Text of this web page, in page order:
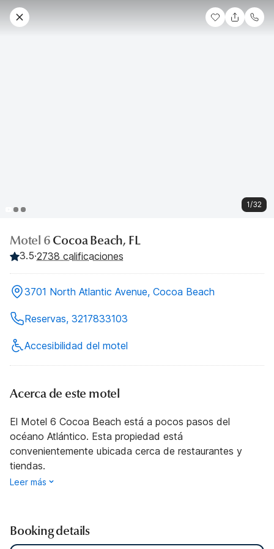
1/32
Motel 6 Cocoa Beach, FL
3.5·2738 calificaciones
3701 North Atlantic Avenue, Cocoa Beach
Reservas, 3217833103
Accesibilidad del motel
Acerca de este motel
El Motel 6 Cocoa Beach está a pocos pasos del
océano Atlántico. Esta propiedad está
convenientemente ubicada cerca de restaurantes y
tiendas.
Leer más
Booking details